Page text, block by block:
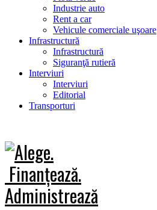
Industrie auto
Rent a car
Vehicule comerciale uşoare
Infrastructură
Infrastructură
Siguranţă rutieră
Interviuri
Interviuri
Editorial
Transporturi